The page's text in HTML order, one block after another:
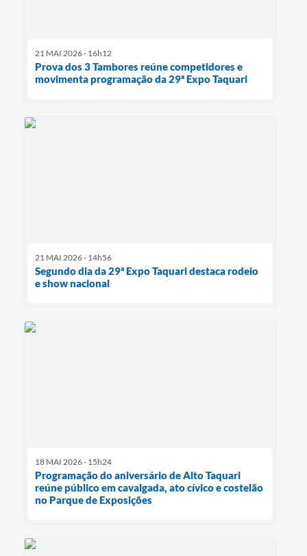
21 MAI 2026 - 16h12
Prova dos 3 Tambores reúne competidores e
movimenta programação da 29ª Expo Taquari
21 MAI 2026 - 14h56
Segundo dia da 29ª Expo Taquari destaca rodeio
e show nacional
18 MAI 2026 - 15h24
Programação do aniversário de Alto Taquari
reúne público em cavalgada, ato cívico e costelão
no Parque de Exposições